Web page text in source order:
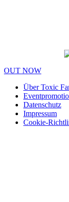
OUT NOW
Über Toxic
Datenschutz
Impressum
Cookie-